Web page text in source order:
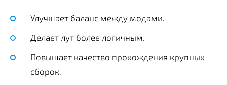
Улучшает баланс между модами.
Делает лут более логичным.
Повышает качество прохождения крупных
сборок.